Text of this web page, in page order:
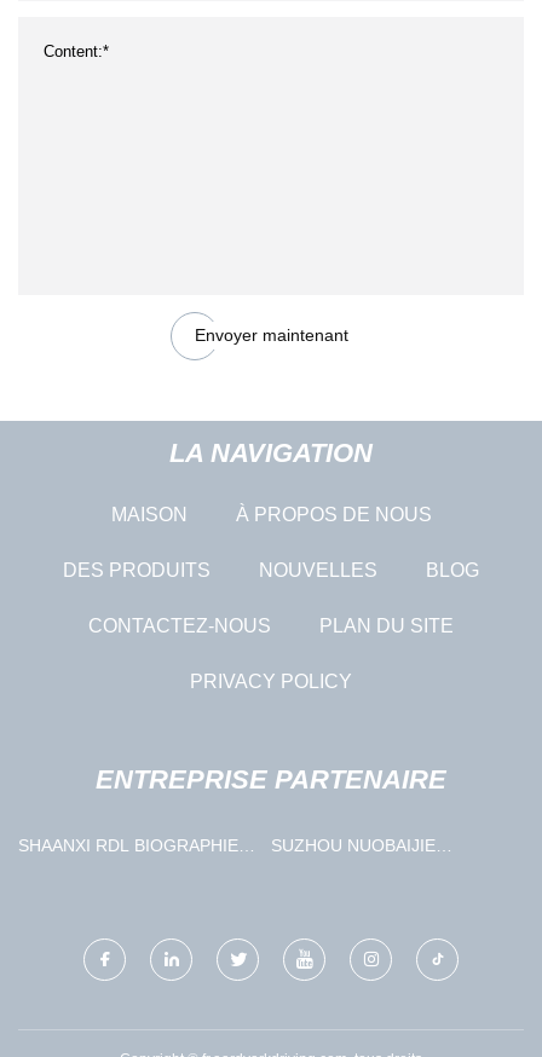
Envoyer maintenant
LA NAVIGATION
MAISON À PROPOS DE NOUS
DES PRODUITS NOUVELLES BLOG
CONTACTEZ-NOUS PLAN DU SITE
PRIVACY POLICY
ENTREPRISE PARTENAIRE
SHAANXI RDL BIOGRAPHIE -
SUZHOU NUOBAIJIE